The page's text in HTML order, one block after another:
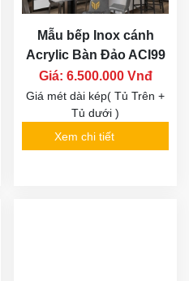
Mẫu bếp Inox cánh
Acrylic Bàn Đảo ACI99
Giá: 6.500.000 Vnđ
Giá mét dài kép( Tủ Trên +
Tủ dưới )
Xem chi tiết